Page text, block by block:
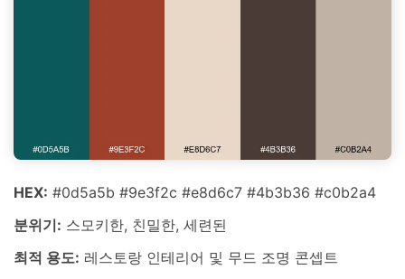
HEX: #0d5a5b #9e3f2c #e8d6c7 #4b3b36 #c0b2a4
분위기: 스모키한, 친밀한, 세련된
최적 용도: 레스토랑 인테리어 및 무드 조명 콘셉트